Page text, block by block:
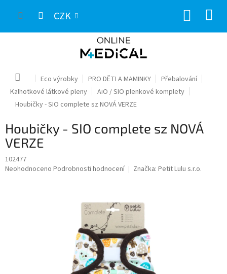
CZK
Domů Eco výrobky PRO DĚTI A MAMINKY
Přebalování
Kalhotkové látkové pleny
AiO / SIO plenkové komplety
Houbičky - SIO complete sz NOVÁ VERZE
Houbičky - SIO complete sz NOVÁ
VERZE
102477
Průměrné
Neohodnoceno Podrobnosti hodnocení Značka: Petit Lulu s.r.o.